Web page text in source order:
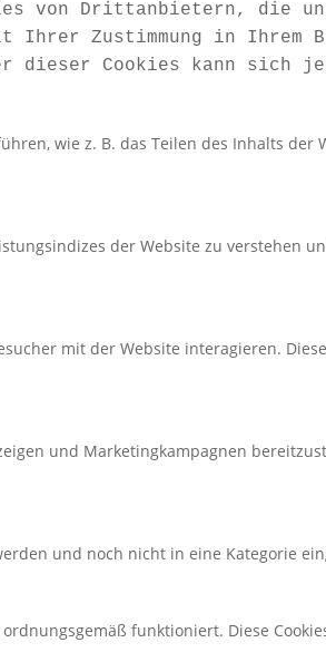
von Drittanbietern, die
Ihrer Zustimmung in
dieser Cookies kann sich
wie z. B. das Teilen des Inhalts
der Website zu verstehen
mit der Website interagieren.
und Marketingkampagnen
und noch nicht in eine Kategorie
funktioniert. Diese